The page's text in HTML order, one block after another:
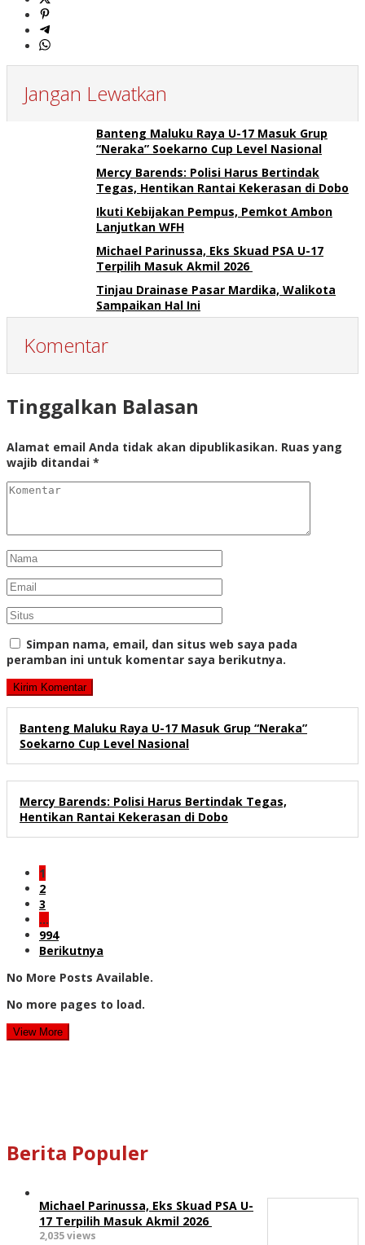
Jangan Lewatkan
Banteng Maluku Raya U-17 Masuk Grup
“Neraka” Soekarno Cup Level Nasional
Mercy Barends: Polisi Harus Bertindak
Tegas, Hentikan Rantai Kekerasan di Dobo
Ikuti Kebijakan Pempus, Pemkot Ambon
Lanjutkan WFH
Michael Parinussa, Eks Skuad PSA U-17
Terpilih Masuk Akmil 2026
Tinjau Drainase Pasar Mardika, Walikota
Sampaikan Hal Ini
Komentar
Tinggalkan Balasan
Alamat email Anda tidak akan dipublikasikan. Ruas yang
wajib ditandai *
Simpan nama, email, dan situs web saya pada
peramban ini untuk komentar saya berikutnya.
Banteng Maluku Raya U-17 Masuk Grup “Neraka”
Soekarno Cup Level Nasional
Mercy Barends: Polisi Harus Bertindak Tegas,
Hentikan Rantai Kekerasan di Dobo
1
2
3
…
994
Berikutnya
No More Posts Available.
No more pages to load.
View More
Berita Populer
Michael Parinussa, Eks Skuad PSA U-
17 Terpilih Masuk Akmil 2026
2,035 views